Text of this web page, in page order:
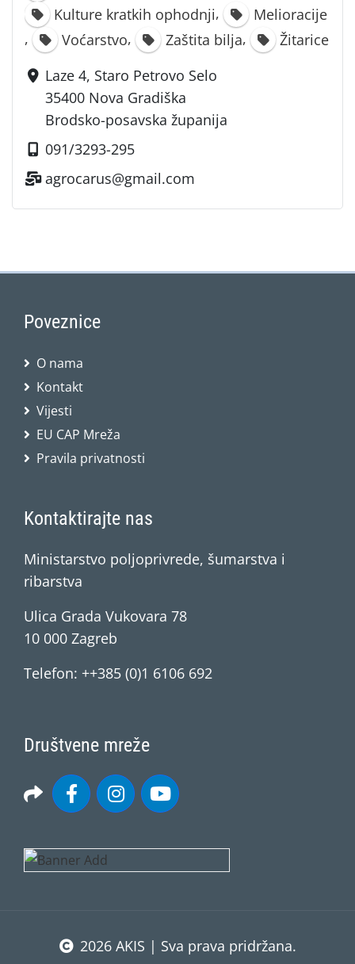
Kulture kratkih ophodnji,
Melioracije
,
Voćarstvo, Zaštita bilja,
Žitarice
Laze 4, Staro Petrovo Selo
35400 Nova Gradiška
Brodsko-posavska županija
091/3293-295
agrocarus@gmail.com
Poveznice
O nama
Kontakt
Vijesti
EU CAP Mreža
Pravila privatnosti
Kontaktirajte nas
Ministarstvo poljoprivrede, šumarstva i
ribarstva
Ulica Grada Vukovara 78
10 000 Zagreb
Telefon: ++385 (0)1 6106 692
Društvene mreže
2026 AKIS | Sva prava pridržana.